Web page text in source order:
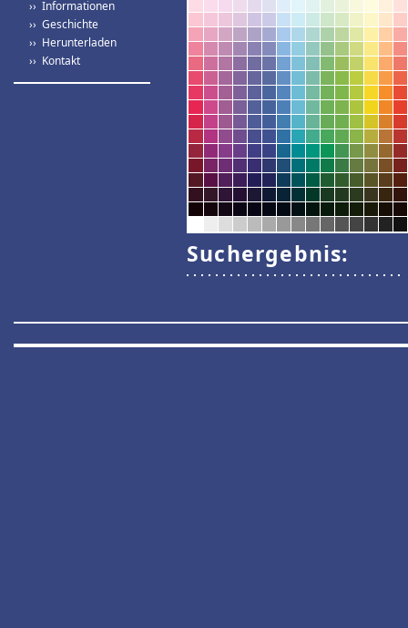
›› Informationen
›› Geschichte
›› Herunterladen
›› Kontakt
Suchergebnis: